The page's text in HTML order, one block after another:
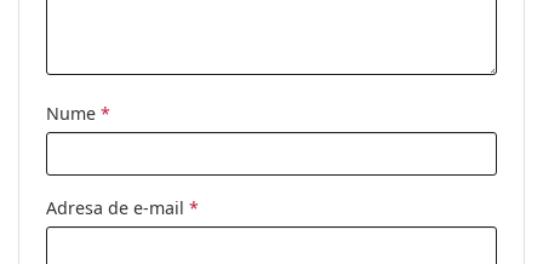
Nume *
Adresa de e-mail *